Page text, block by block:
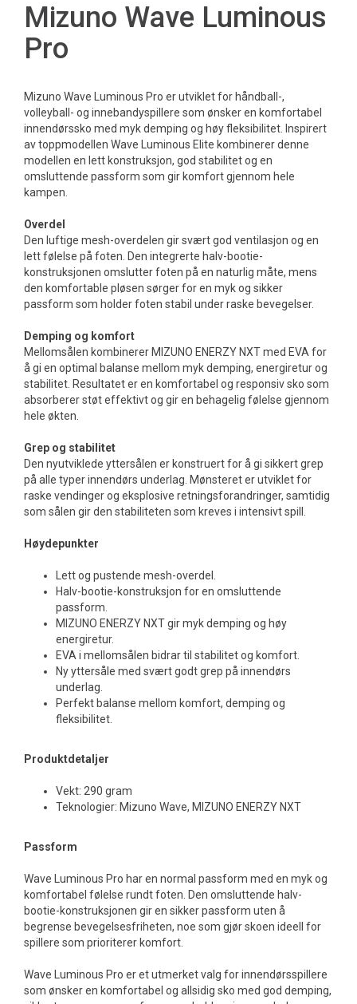
Mizuno Wave Luminous
Pro
Mizuno Wave Luminous Pro er utviklet for håndball-,
volleyball- og innebandyspillere som ønsker en komfortabel
innendørssko med myk demping og høy fleksibilitet. Inspirert
av toppmodellen Wave Luminous Elite kombinerer denne
modellen en lett konstruksjon, god stabilitet og en
omsluttende passform som gir komfort gjennom hele
kampen.
Overdel
Den luftige mesh-overdelen gir svært god ventilasjon og en
lett følelse på foten. Den integrerte halv-bootie-
konstruksjonen omslutter foten på en naturlig måte, mens
den komfortable pløsen sørger for en myk og sikker
passform som holder foten stabil under raske bevegelser.
Demping og komfort
Mellomsålen kombinerer MIZUNO ENERZY NXT med EVA for
å gi en optimal balanse mellom myk demping, energiretur og
stabilitet. Resultatet er en komfortabel og responsiv sko som
absorberer støt effektivt og gir en behagelig følelse gjennom
hele økten.
Grep og stabilitet
Den nyutviklede yttersålen er konstruert for å gi sikkert grep
på alle typer innendørs underlag. Mønsteret er utviklet for
raske vendinger og eksplosive retningsforandringer, samtidig
som sålen gir den stabiliteten som kreves i intensivt spill.
Høydepunkter
Lett og pustende mesh-overdel.
Halv-bootie-konstruksjon for en omsluttende
passform.
MIZUNO ENERZY NXT gir myk demping og høy
energiretur.
EVA i mellomsålen bidrar til stabilitet og komfort.
Ny yttersåle med svært godt grep på innendørs
underlag.
Perfekt balanse mellom komfort, demping og
fleksibilitet.
Produktdetaljer
Vekt: 290 gram
Teknologier: Mizuno Wave, MIZUNO ENERZY NXT
Passform
Wave Luminous Pro har en normal passform med en myk og
komfortabel følelse rundt foten. Den omsluttende halv-
bootie-konstruksjonen gir en sikker passform uten å
begrense bevegelsesfriheten, noe som gjør skoen ideell for
spillere som prioriterer komfort.
Wave Luminous Pro er et utmerket valg for innendørsspillere
som ønsker en komfortabel og allsidig sko med god demping,